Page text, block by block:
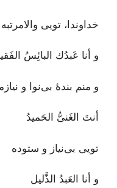
خداوندا، تویی
و أنا عَبدُك البائِسُ
و منم بندۀ بی‌نوا و
أنتَ الغَنىُّ الحَميدُ
تویی بی‌نیاز و ستوده
و أنا العَبدُ الذَّليل